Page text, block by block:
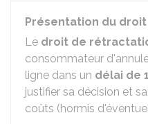
Présentation du
Le droit de
consommateur
ligne dans un délai de
justifier sa décision et
coûts (hormis